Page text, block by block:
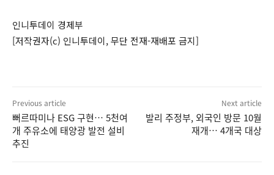
인니투데이 경제부
[저작권자(c) 인니투데이, 무단 전재-재배포 금지]
Previous article
뻐르따미나 ESG 구현… 5천여
개 주유소에 태양광 발전 설비
추진
Next article
발리 주정부, 외국인 방문 10월
재개… 4개국 대상